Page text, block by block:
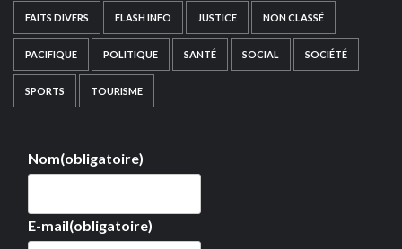
FAITS DIVERS FLASH INFO JUSTICE NON CLASSÉ
PACIFIQUE POLITIQUE SANTÉ SOCIAL SOCIÉTÉ
SPORTS TOURISME
Nom(obligatoire)
E-mail(obligatoire)